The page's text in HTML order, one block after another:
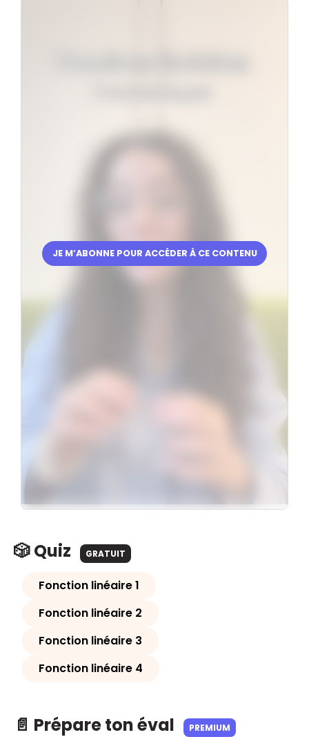
JE M’ABONNE POUR ACCÉDER À CE CONTENU
🎲 Quiz GRATUIT
Fonction linéaire 1
Fonction linéaire 2
Fonction linéaire 3
Fonction linéaire 4
📄 Prépare ton éval PREMIUM